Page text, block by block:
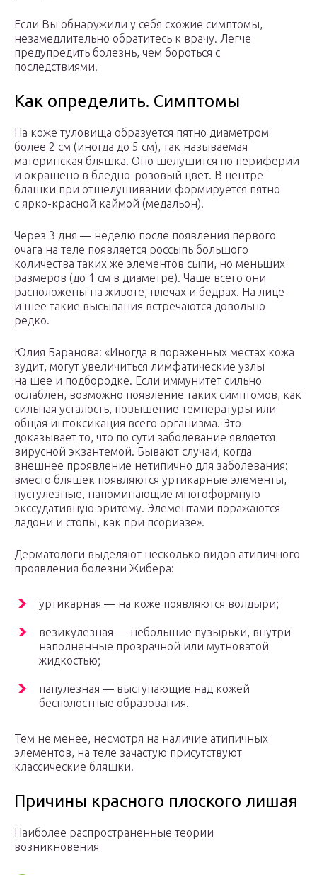
Если Вы обнаружили у себя схожие симптомы,
незамедлительно обратитесь к врачу. Легче
предупредить болезнь, чем бороться с
последствиями.
Как определить. Симптомы
На коже туловища образуется пятно диаметром
более 2 см (иногда до 5 см), так называемая
материнская бляшка. Оно шелушится по периферии
и окрашено в бледно-розовый цвет. В центре
бляшки при отшелушивании формируется пятно
с ярко-красной каймой (медальон).
Через 3 дня — неделю после появления первого
очага на теле появляется россыпь большого
количества таких же элементов сыпи, но меньших
размеров (до 1 см в диаметре). Чаще всего они
расположены на животе, плечах и бедрах. На лице
и шее такие высыпания встречаются довольно
редко.
Юлия Баранова: «Иногда в пораженных местах кожа
зудит, могут увеличиться лимфатические узлы
на шее и подбородке. Если иммунитет сильно
ослаблен, возможно появление таких симптомов, как
сильная усталость, повышение температуры или
общая интоксикация всего организма. Это
доказывает то, что по сути заболевание является
вирусной экзантемой. Бывают случаи, когда
внешнее проявление нетипично для заболевания:
вместо бляшек появляются уртикарные элементы,
пустулезные, напоминающие многоформную
экссудативную эритему. Элементами поражаются
ладони и стопы, как при псориазе».
Дерматологи выделяют несколько видов атипичного
проявления болезни Жибера:
уртикарная — на коже появляются волдыри;
везикулезная — небольшие пузырьки, внутри
наполненные прозрачной или мутноватой
жидкостью;
папулезная — выступающие над кожей
бесполостные образования.
Тем не менее, несмотря на наличие атипичных
элементов, на теле зачастую присутствуют
классические бляшки.
Причины красного плоского лишая
Наиболее распространенные теории
возникновения